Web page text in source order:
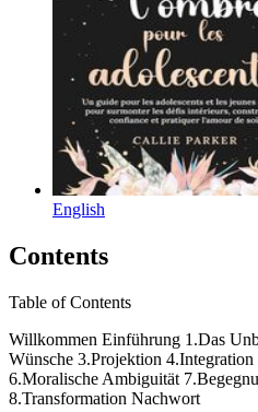
English
Contents
Table of Contents
Willkommen Einführung 1.Das
Wünsche 3.Projektion
6.Moralische Ambiguität
8.Transformation Nachwort